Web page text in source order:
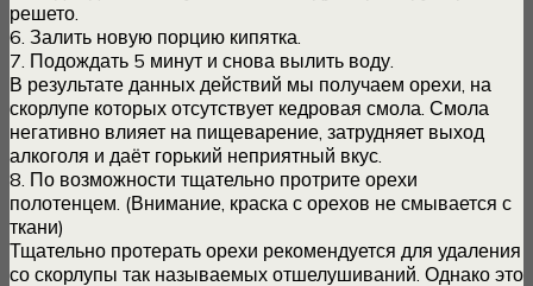
решето.
6. Залить новую порцию кипятка.
7. Подождать 5 минут и снова вылить воду.
В результате данных действий мы получаем орехи, на
скорлупе которых отсутствует кедровая смола. Смола
негативно влияет на пищеварение, затрудняет выход
алкоголя и даёт горький неприятный вкус.
8. По возможности тщательно протрите орехи
полотенцем. (Внимание, краска с орехов не смывается с
ткани)
Тщательно протерать орехи рекомендуется для удаления
со скорлупы так называемых отшелушиваний. Однако это